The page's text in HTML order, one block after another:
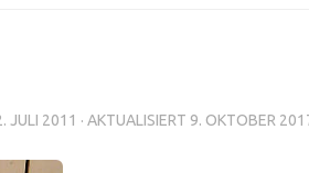
JULI 2011 · AKTUALISIERT 9. OKTOBER